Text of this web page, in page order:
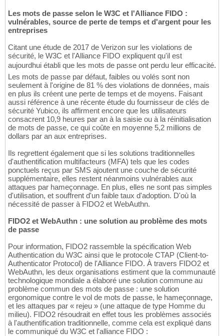
Les mots de passe selon le W3C et l'Alliance FIDO :
vulnérables, source de perte de temps et d'argent pour les
entreprises
Citant une étude de 2017 de Verizon sur les violations de
sécurité, le W3C et l'Alliance FIDO expliquent qu'il est
aujourdhui établi que les mots de passe ont perdu leur efficacité.
Les mots de passe par défaut, faibles ou volés sont non
seulement à l'origine de 81 % des violations de données, mais
en plus ils créent une perte de temps et de moyens. Faisant
aussi référence à une récente étude du fournisseur de clés de
sécurité Yubico, ils affirment encore que les utilisateurs
consacrent 10,9 heures par an à la saisie ou à la réinitialisation
de mots de passe, ce qui coûte en moyenne 5,2 millions de
dollars par an aux entreprises.
Ils regrettent également que si les solutions traditionnelles
d'authentification multifacteurs (MFA) tels que les codes
ponctuels reçus par SMS ajoutent une couche de sécurité
supplémentaire, elles restent néanmoins vulnérables aux
attaques par hameçonnage. En plus, elles ne sont pas simples
d'utilisation, et souffrent d'un faible taux d'adoption. D'où la
nécessité de passer à FIDO2 et WebAuthn.
FIDO2 et WebAuthn : une solution au problème des mots
de passe
Pour information, FIDO2 rassemble la spécification Web
Authentication du W3C ainsi que le protocole CTAP (Client-to-
Authenticator Protocol) de l'Alliance FIDO. À travers FIDO2 et
WebAuthn, les deux organisations estiment que la communauté
technologique mondiale a élaboré une solution commune au
problème commun des mots de passe : une solution
ergonomique contre le vol de mots de passe, le hameçonnage,
et les attaques par « rejeu » (une attaque de type Homme du
milieu). FIDO2 résoudrait en effet tous les problèmes associés
à l'authentification traditionnelle, comme cela est expliqué dans
le communiqué du W3C et l'alliance FIDO :